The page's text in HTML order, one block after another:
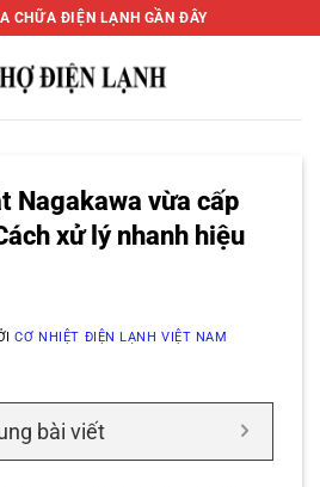
CHỮA ĐIỆN LẠNH GẦN ĐÂY
Nagakawa vừa cấp
xử lý nhanh hiệu
CƠ NHIỆT ĐIỆN LẠNH VIỆT NAM
bài viết